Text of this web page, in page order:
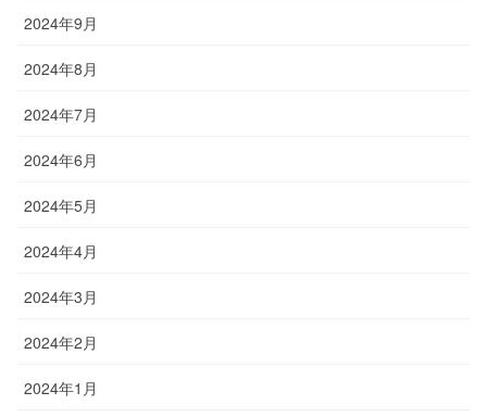
2024年9月
2024年8月
2024年7月
2024年6月
2024年5月
2024年4月
2024年3月
2024年2月
2024年1月